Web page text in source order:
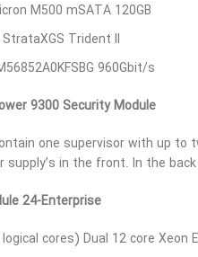
M500 mSATA 120GB
Trident II
960Gbit/s
one supervisor with up to
supply’s in the front. In the
24-Enterprise
cores) Dual 12 core Xeon